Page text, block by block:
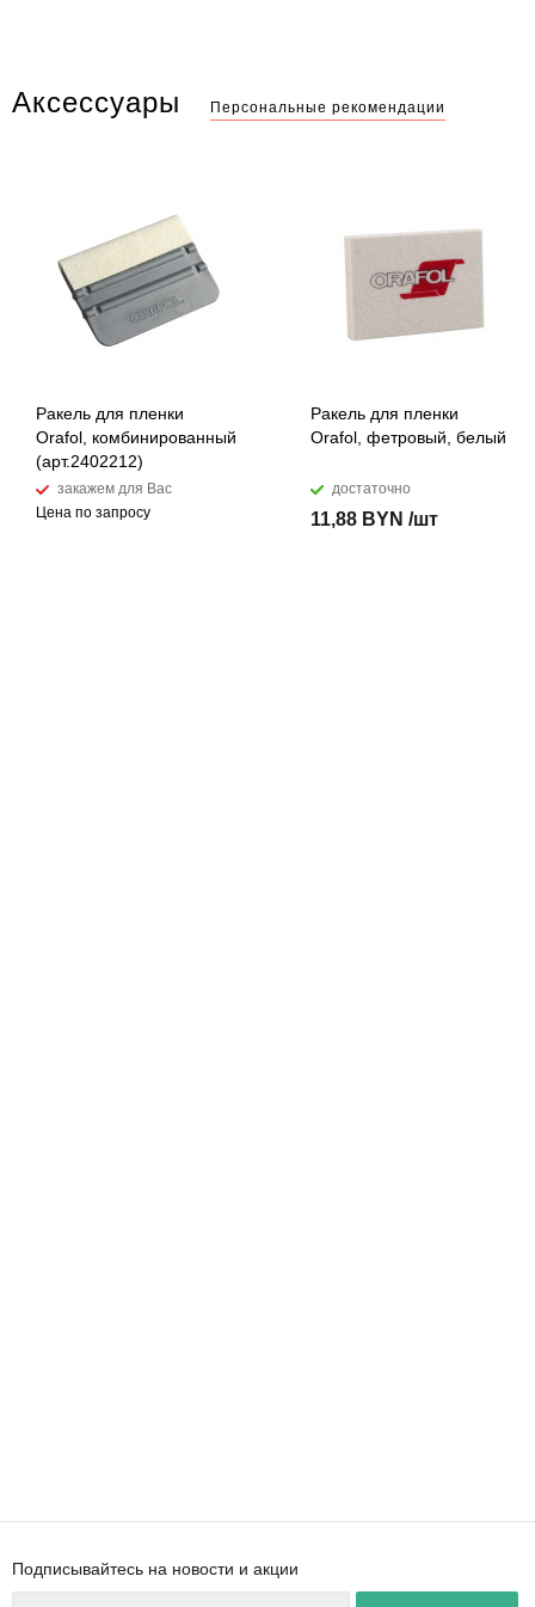
Аксессуары Персональные рекомендации
Ракель для пленки
Orafol, комбинированный
(арт.2402212)
закажем для Вас
Цена по запросу
Ракель для пленки
Orafol, фетровый, белый
достаточно
11,88 BYN /шт
Подписывайтесь на новости и акции